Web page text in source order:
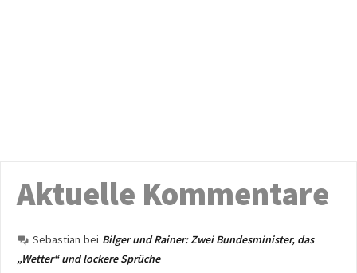
Aktuelle Kommentare
Sebastian bei Bilger und Rainer: Zwei Bundesminister, das
„Wetter“ und lockere Sprüche